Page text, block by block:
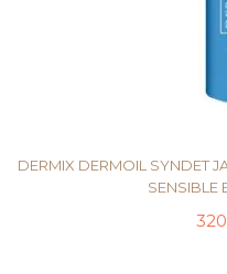
DERMIX DERMOIL SYNDET
SENSIBLE